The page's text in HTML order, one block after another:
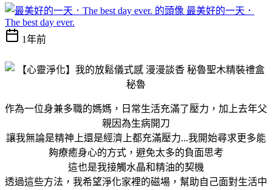
最美好的一天．
The best day ever.
1年前
作為一位身兼多職的媽媽，日常生活充滿了壓力，加上去年父
親因為生病開刀
讓我無論是精神上還是經濟上都充滿壓力...我開始尋求更多能
夠療癒身心的方式，避免太多的負面思考
這也是我接觸水晶和精油的契機
透過這些方法，我希望淨化家裡的磁場，幫助自己面對生活中